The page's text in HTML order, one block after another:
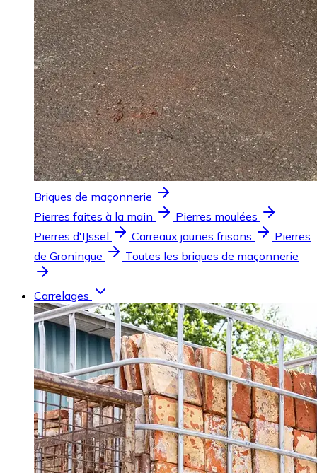
Briques de maçonnerie
Pierres faites à la main
Pierres moulées
Pierres d'IJssel
Carreaux jaunes frisons
Pierres
de Groningue
Toutes les briques de maçonnerie
Carrelages